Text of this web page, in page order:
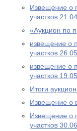
Извещение о
участков
«Аукцион по
извещение о
участков
извещение о
участков
Итоги
Извещение о
Извещение о
участков